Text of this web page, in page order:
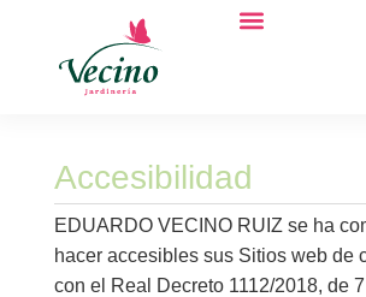
Accesibilidad
EDUARDO VECINO RUIZ se ha
hacer accesibles sus Sitios web de
con el Real Decreto 1112/2018, de